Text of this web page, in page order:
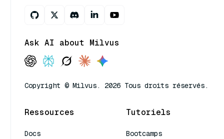
Ask AI about Milvus
Copyright © Milvus. 2026 Tous droits réservés.
Ressources
Docs
Tutoriels
Bootcamps